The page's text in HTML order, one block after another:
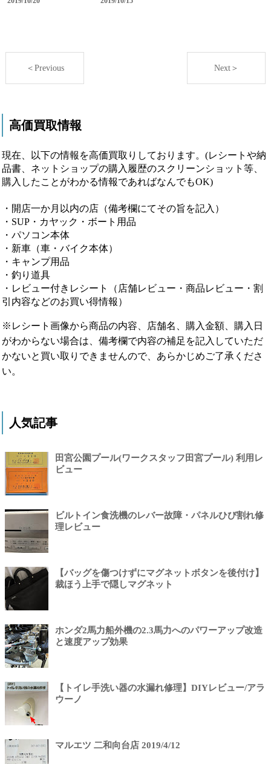
＜Previous Next＞
高価買取情報
現在、以下の情報を高価買取りしております。(レシートや納
品書、ネットショップの購入履歴のスクリーンショット等、
購入したことがわかる情報であればなんでもOK)
・開店一か月以内の店（備考欄にてその旨を記入）
・SUP・カヤック・ボート用品
・パソコン本体
・新車（車・バイク本体）
・キャンプ用品
・釣り道具
・レビュー付きレシート（店舗レビュー・商品レビュー・割
引内容などのお買い得情報）
※レシート画像から商品の内容、店舗名、購入金額、購入日
がわからない場合は、備考欄で内容の補足を記入していただ
かないと買い取りできませんので、あらかじめご了承くださ
い。
人気記事
田宮公園プール(ワークスタッフ田宮プール) 利用レ
ビュー
ビルトイン食洗機のレバー故障・パネルひび割れ修
理レビュー
【バッグを傷つけずにマグネットボタンを後付け】
裁ほう上手で隠しマグネット
ホンダ2馬力船外機の2.3馬力へのパワーアップ改造
と速度アップ効果
【トイレ手洗い器の水漏れ修理】DIYレビュー/アラ
ウーノ
マルエツ 二和向台店 2019/4/12